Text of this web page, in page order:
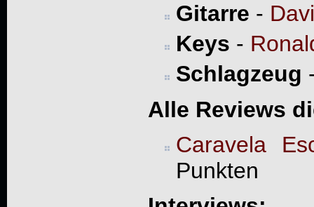
Gitarre -
Keys -
Schlagzeug
Alle Reviews
Caravela
Punkten